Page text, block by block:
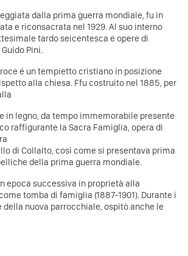
dalla prima guerra mondiale, fu in
e riconsacrata nel 1929. Al suo interno
tardo seicentesca e opere di
Pini.
é un tempietto cristiano in posizione
alla chiesa. Ffu costruito nel 1885, per
in legno, da tempo immemorabile presente
raffigurante la Sacra Famiglia, opera di
di Collalto, così come si presentava prima
della prima guerra mondiale.
epoca successiva in proprietà alla
tomba di famiglia (1887-1901). Durante i
nuova parrocchiale, ospitò anche le